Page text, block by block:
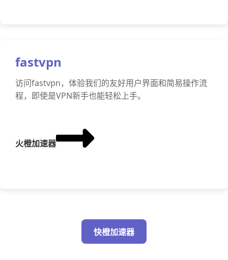
fastvpn
访问fastvpn，体验我们的友好用户界面和简易操作流
程，即使是VPN新手也能轻松上手。
火橙加速器
快橙加速器